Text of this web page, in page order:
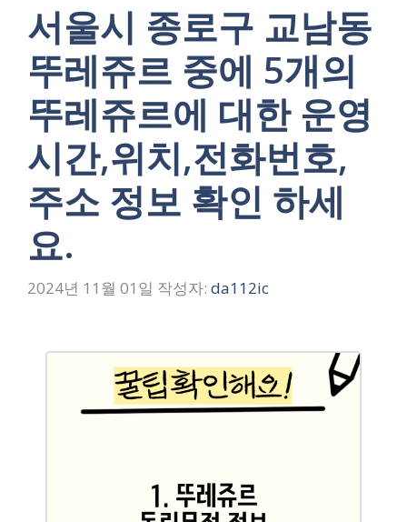
서울시 종로구 교남동
뚜레쥬르 중에 5개의
뚜레쥬르에 대한 운영
시간,위치,전화번호,
주소 정보 확인 하세
요.
2024년 11월 01일 작성자: da112ic